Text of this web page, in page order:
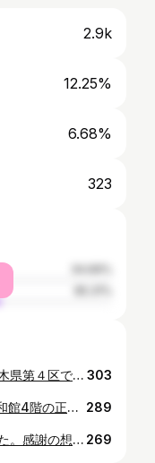
2.9k
12.25%
6.68%
323
◎こんばんは。あらためて愛する栃木県第４区で小選挙区の議席を初めて賜ったことに心から感謝の気持ちでいっぱいです。今日は小山駅東口で感謝を込めた駅立ちからスタートしていました。 ◎18歳で選挙権を得て初めての投票で私に託してくださった学生さんから熱い声がけも賜り、目頭が熱くなりました。日本の立て直しに邁進します🔥 #感謝 #若い力で日本を立て直す #誰も置き去りにしない #若い力で政治を変える #小山市 #真岡市 #栃木市 #大平町 #岩舟町 #藤岡町 #都賀町 #下野市 #南河内町 #石橋町 #国分寺町 #壬生町 #野木町 #益子町 #茂木町 #市貝町 #芳賀町 #藤岡たかお #藤岡たかお応援団 303
◎こんばんは✨先日は栃木県庁の昭和館4階の正廳(せいちょう)にて衆議院小選挙区(栃木県第４区)の当選証書を授与して頂きました。 ◎この証書は地元の皆さまの想いの結晶です。これからが勝負であり、渾身の想い🔥で日本の立て直しのために頑張ります。 ◎今日は地元の小学校が修学旅行で国会見学に来てくれたので案内させて頂き、精一杯説明させて頂きました。少しでも国会の仕組みなどに関心が高まってくれればと願うばかりです。 #感謝 #若い力で日本を立て直す #誰も置き去りにしない #若い力で政治を変える #小山市 #真岡市 #栃木市 #大平町 #岩舟町 #藤岡町 #都賀町 #下野市 #南河内町 #石橋町 #国分寺町 #壬生町 #野木町 #益子町 #茂木町 #市貝町 #芳賀町 #藤岡たかお #藤岡たかお応援団 289
◎２期目の初登院をさせて頂きました。感謝の想いを胸に、いちご王国栃木県第4区🍓の地元の皆さまとともに全身全霊で頑張ります。 ◎引き続きご指導よろしくお願いいたします🙇‍♂️ #感謝 #栃木県 #小山市 #真岡市 #下野市 #壬生町 #野木町 #益子町 #茂木町 #市貝町 #芳賀町 #栃木県第4区 #藤岡たかお 269